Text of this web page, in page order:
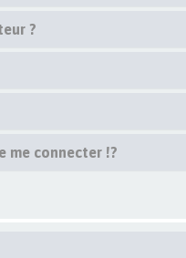
?
me connecter !?